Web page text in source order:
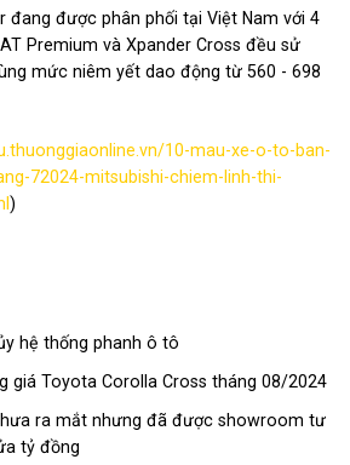
đang được phân phối tại Việt Nam với 4
Premium và Xpander Cross đều sử
mức niêm yết dao động từ 560 - 698
10-mau-xe-o-to-ban-
72024-mitsubishi-chiem-linh-thi-
)
hệ thống phanh ô tô
giá Toyota Corolla Cross tháng 08/2024
ra mắt nhưng đã được showroom tư
tỷ đồng